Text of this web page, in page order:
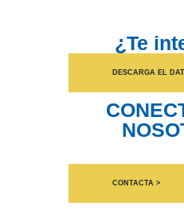
¿Te
DESCARGA EL
CONTACTA >